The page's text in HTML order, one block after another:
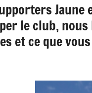
Jaune
le club,
et ce que